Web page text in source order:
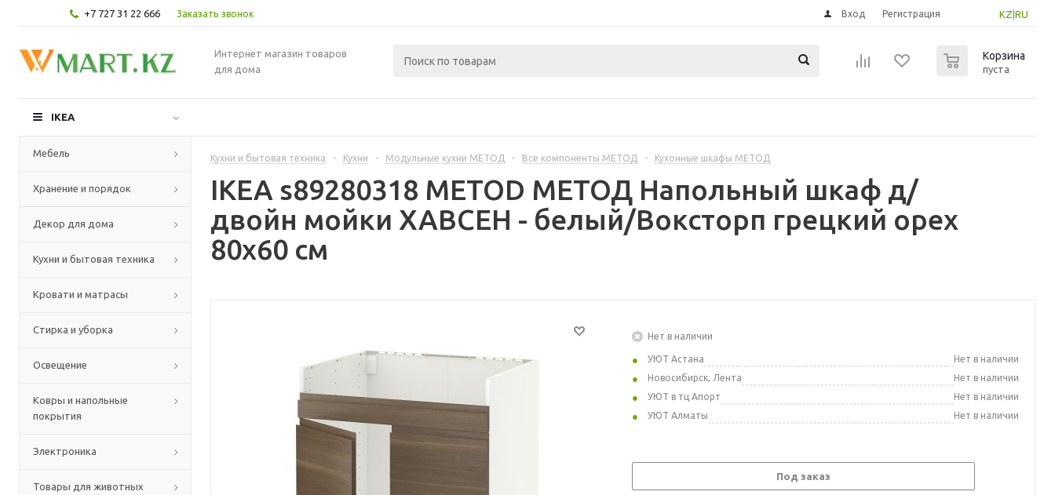
+7 727 31 22 666 Заказать звонок KZ RU
Вход Регистрация
Интернет магазин товаров
для дома
Корзина
пуста
IKEA
Мебель
Хранение и порядок
Декор для дома
Кухни и бытовая техника
Кровати и матрасы
Стирка и уборка
Освещение
Ковры и напольные
покрытия
Электроника
Товары для животных
Кухни и бытовая техника - Кухни - Модульные кухни МЕТОД - Все компоненты МЕТОД - Кухонные шкафы МЕТОД
IKEA s89280318 METOD МЕТОД Напольный шкаф д/
двойн мойки ХАВСЕН - белый/Воксторп грецкий орех
80x60 см
Нет в наличии
УЮТ Астана
Нет в наличии
Новосибирск, Лента
Нет в наличии
УЮТ в тц Апорт
Нет в наличии
УЮТ Алматы
Нет в наличии
Под заказ